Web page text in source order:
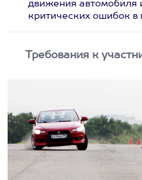
движения автомобиля
критических ошибок в
Требования к